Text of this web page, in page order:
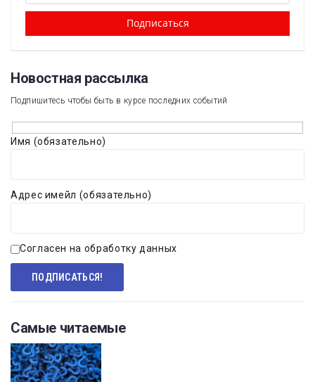
Новостная рассылка​
Подпишитесь чтобы быть в курсе последних событий
Имя (обязательно)
Адрес имейл (обязательно)
Согласен на обработку данных
Самые читаемые